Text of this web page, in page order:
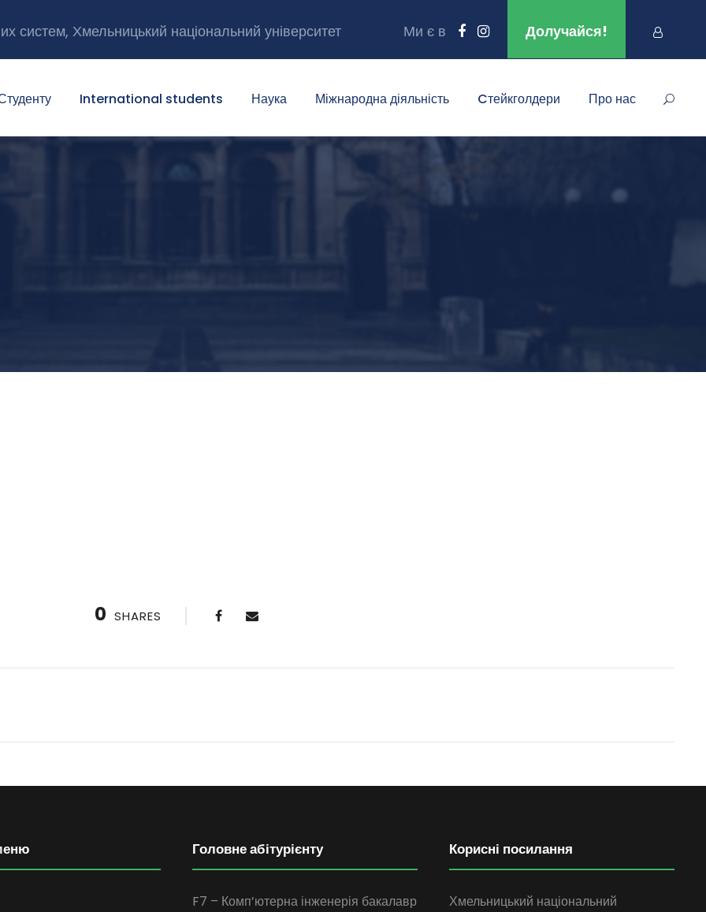
систем, Хмельницький національний університет Ми є в Долучайся!
International students Наука Міжнародна діяльність Cтейкголдери Про нас
0 SHARES
Головне абітурієнту
F7 – Комп’ютерна інженерія бакалавр
Корисні посилання
Хмельницький національний